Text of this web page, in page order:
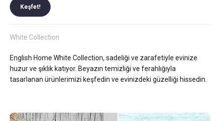
Keşfet!
White Collection
English Home White Collection, sadeliği ve zarafetiyle evinize
huzur ve şıklık katıyor. Beyazın temizliği ve ferahlığıyla
tasarlanan ürünlerimizi keşfedin ve evinizdeki güzelliği hissedin.